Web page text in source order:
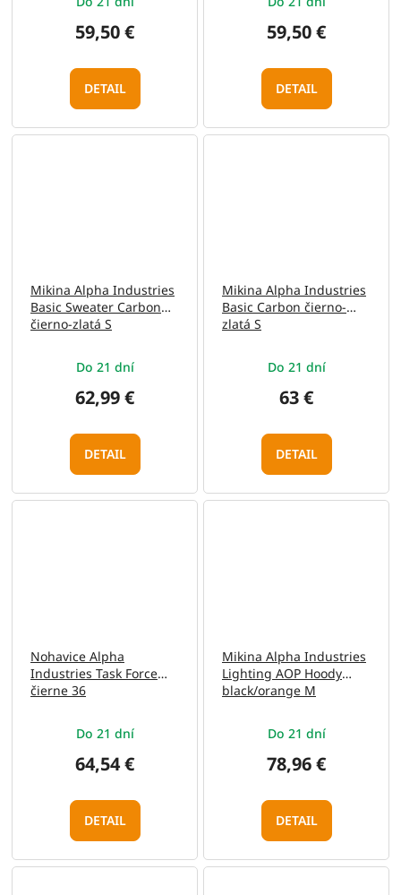
59,50 €
DETAIL
59,50 €
DETAIL
Mikina Alpha Industries
Basic Sweater Carbon
čierno-zlatá S
Do 21 dní
62,99 €
DETAIL
Mikina Alpha Industries
Basic Carbon čierno-
zlatá S
Do 21 dní
63 €
DETAIL
Nohavice Alpha
Industries Task Force
čierne 36
Do 21 dní
64,54 €
DETAIL
Mikina Alpha Industries
Lighting AOP Hoody
black/orange M
Do 21 dní
78,96 €
DETAIL